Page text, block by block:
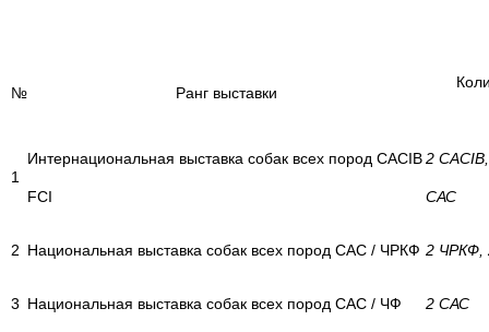
№ Ранг выставки
1
Интернациональная выставка собак всех пород CACIB
FCI
2
САС
2 Национальная выставка собак всех пород САС / ЧРКФ 2 ЧРКФ,
3 Национальная выставка собак всех пород САС / ЧФ 2 САС